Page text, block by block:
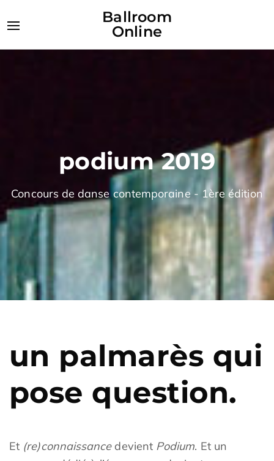
Ballroom
Online
podium 2019
Concours de danse contemporaine - 1ère édition
un palmarès qui
pose question.
Et (re)connaissancedevient Podium. Et un